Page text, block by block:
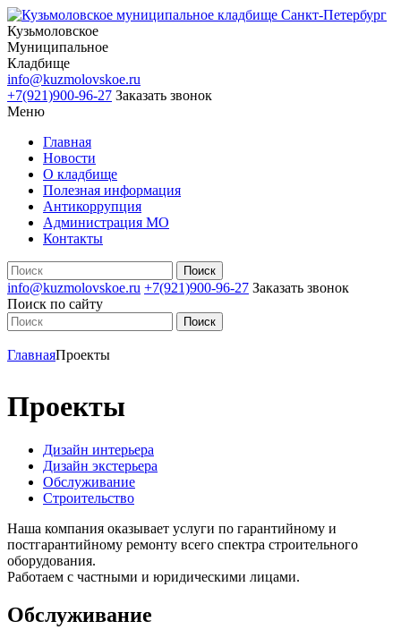
Кузьмоловское
Муниципальное
Кладбище
info@kuzmolovskoe.ru
+7(921)900-96-27 Заказать звонок
Меню
Главная
Новости
О кладбище
Полезная информация
Антикоррупция
Администрация МО
Контакты
info@kuzmolovskoe.ru +7(921)900-96-27 Заказать звонок
Поиск по сайту
ГлавнаяПроекты
Проекты
Дизайн интерьера
Дизайн экстерьера
Обслуживание
Строительство
Наша компания оказывает услуги по гарантийному и
постгарантийному ремонту всего спектра строительного
оборудования.
Работаем с частными и юридическими лицами.
Обслуживание